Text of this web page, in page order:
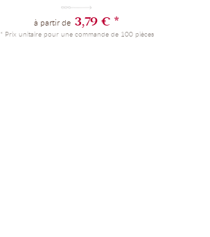
à partir de 3,79 € *
* Prix unitaire pour une commande de 100 pièces